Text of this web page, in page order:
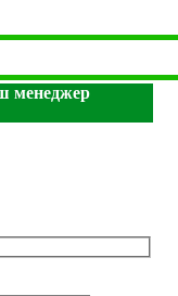
менеджер